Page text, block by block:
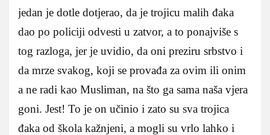
jedan je dotle dotjerao, da je trojicu malih đaka
dao po policiji odvesti u zatvor, a to ponajviše s
tog razloga, jer je uvidio, da oni preziru srbstvo i
da mrze svakog, koji se provađa za ovim ili onim
a ne radi kao Musliman, na što ga sama naša vjera
goni. Jest! To je on učinio i zato su sva trojica
đaka od škola kažnjeni, a mogli su vrlo lahko i